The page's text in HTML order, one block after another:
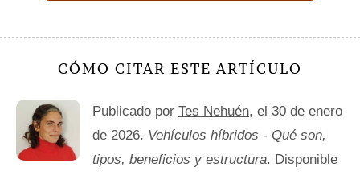
CÓMO CITAR ESTE ARTÍCULO
Publicado por Tes Nehuén, el 30 de enero
de 2026. Vehículos híbridos - Qué son,
tipos, beneficios y estructura. Disponible